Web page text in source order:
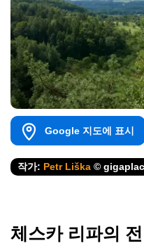
Google 지도에 표시
작가: Petr Liška ©
체스카 리파의